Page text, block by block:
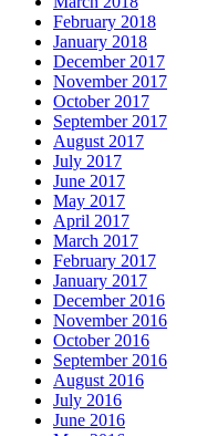
February 2018
January 2018
December 2017
November 2017
October 2017
September 2017
August 2017
July 2017
June 2017
May 2017
April 2017
March 2017
February 2017
January 2017
December 2016
November 2016
October 2016
September 2016
August 2016
July 2016
June 2016